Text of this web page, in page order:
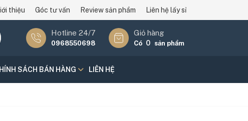
thiệu Góc tư vấn Review sản phẩm Liên hệ lấy sỉ
Giỏ hàng
Có 0 sản phẩm
Hotline 24/7
0968550698
SÁCH BÁN HÀNG LIÊN HỆ